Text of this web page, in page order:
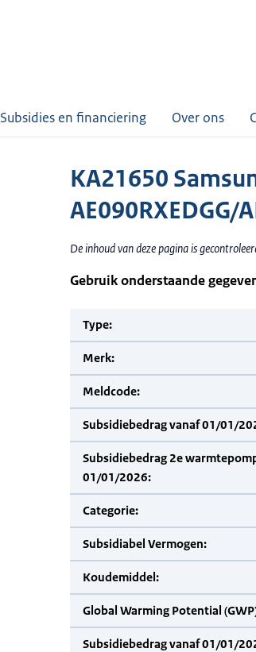
Subsidies en financiering Over ons
KA21650
AE090RXEDGG/
De inhoud van deze pagina is
Gebruik onderstaande
Type:
Merk:
Meldcode:
Subsidiebedrag vanaf 01/01/
Subsidiebedrag 2e
01/01/2026:
Categorie:
Subsidiabel Vermogen:
Koudemiddel:
Global Warming Potential
Subsidiebedrag vanaf 01/01/